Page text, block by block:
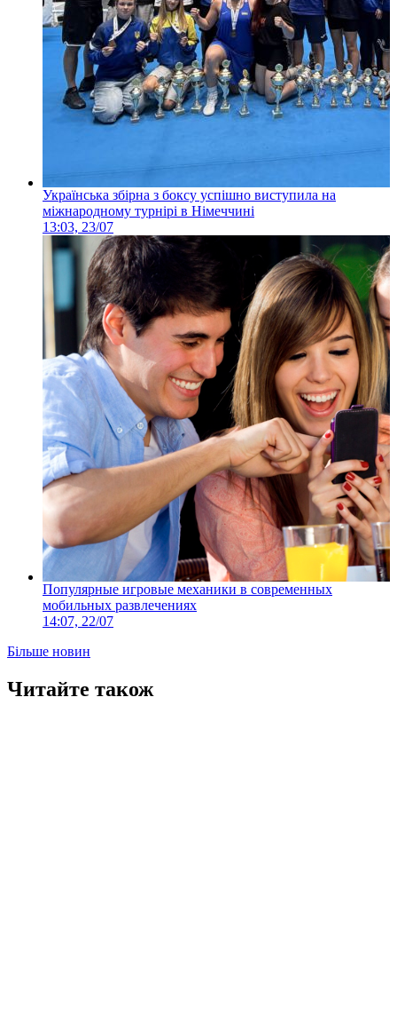
Українська збірна з боксу успішно виступила на
міжнародному турнірі в Німеччині
13:03, 23/07
Популярные игровые механики в современных
мобильных развлечениях
14:07, 22/07
Більше новин
Читайте також